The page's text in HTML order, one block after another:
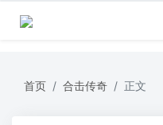
首页 合击传奇 正文